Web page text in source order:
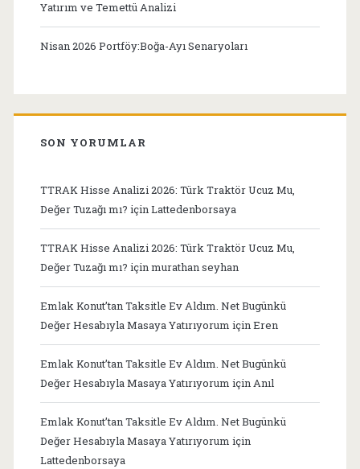
Yatırım ve Temettü Analizi
Nisan 2026 Portföy:Boğa-Ayı Senaryoları
SON YORUMLAR
TTRAK Hisse Analizi 2026: Türk Traktör Ucuz Mu,
Değer Tuzağı mı? içinLattedenborsaya
TTRAK Hisse Analizi 2026: Türk Traktör Ucuz Mu,
Değer Tuzağı mı? içinmurathan seyhan
Emlak Konut’tan Taksitle Ev Aldım. Net Bugünkü
Değer Hesabıyla Masaya Yatırıyorum içinEren
Emlak Konut’tan Taksitle Ev Aldım. Net Bugünkü
Değer Hesabıyla Masaya Yatırıyorum içinAnıl
Emlak Konut’tan Taksitle Ev Aldım. Net Bugünkü
Değer Hesabıyla Masaya Yatırıyorum için
Lattedenborsaya